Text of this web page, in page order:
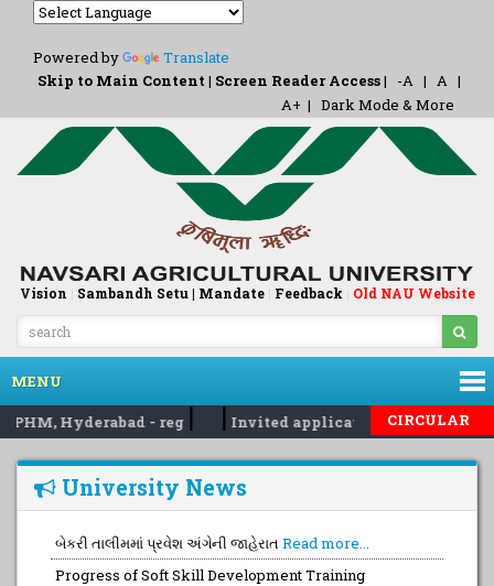
Powered by
Translate
Skip to Main Content | Screen Reader Access| -A | A |
A+ | Dark Mode & More
Vision | Sambandh Setu | Mandate| Feedback | Old NAU Website
MENU
Hyderabad - reg| | Invited applications for PG
CIRCULAR
University News
બેકરી તાલીમમાં પ્રવેશ અંગેની જાહેરાત Read more...
Progress of Soft Skill Development Training